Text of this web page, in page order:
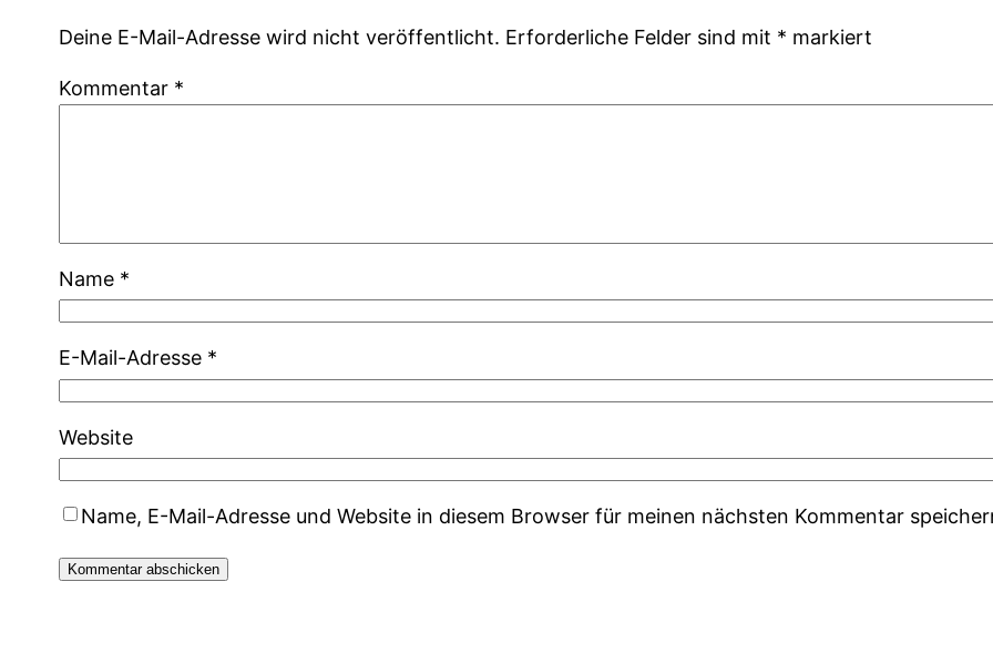
Deine E-Mail-Adresse wird nicht veröffentlicht. Erforderliche Felder sind mit * markiert
Kommentar *
Name *
E-Mail-Adresse *
Website
Name, E-Mail-Adresse und Website in diesem Browser für meinen nächsten Kommentar